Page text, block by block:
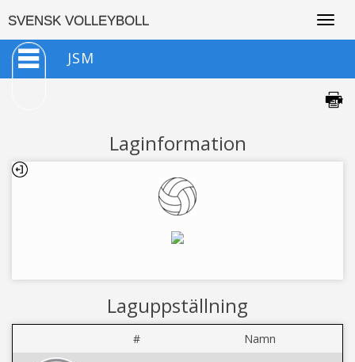
SVENSK VOLLEYBOLL
JSM
Laginformation
Laguppställning
# Namn